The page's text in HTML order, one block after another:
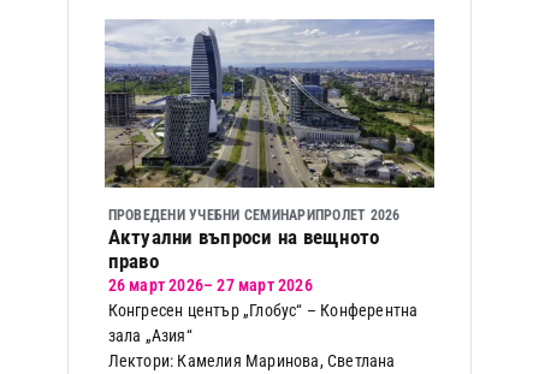
ПРОВЕДЕНИ УЧЕБНИ СЕМИНАРИПРОЛЕТ 2026
Актуални въпроси на вещното
право
26 март 2026– 27 март 2026
Конгресен център „Глобус“ – Конферентна
зала „Азия“
Лектори: Камелия Маринова, Светлана